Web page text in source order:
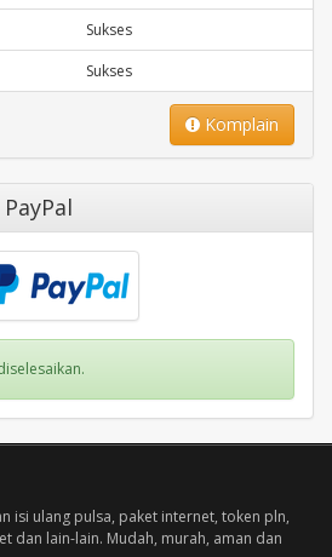
Sukses
Sukses
Komplain
isi ulang pulsa, paket internet, token pln,
dan lain-lain. Mudah, murah, aman dan